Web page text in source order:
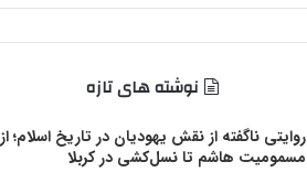
نوشته های تازه
روایتی ناگفته از نقش یهودیان در تاریخ اسلام؛ از
مسمومیت هاشم تا نسل‌کشی در کربلا